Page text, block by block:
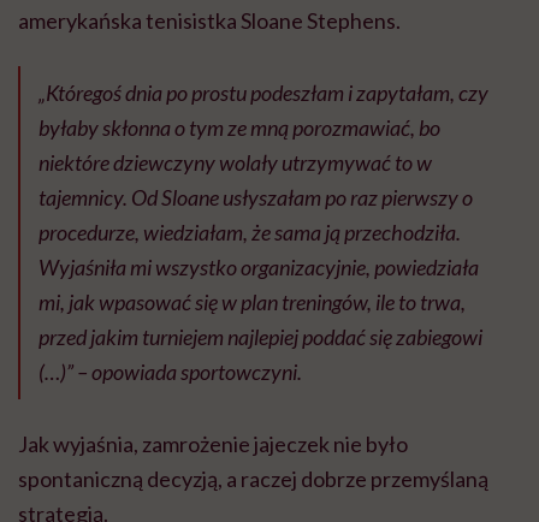
amerykańska tenisistka Sloane Stephens.
„Któregoś dnia po prostu podeszłam i zapytałam, czy
byłaby skłonna o tym ze mną porozmawiać, bo
niektóre dziewczyny wolały utrzymywać to w
tajemnicy. Od Sloane usłyszałam po raz pierwszy o
procedurze, wiedziałam, że sama ją przechodziła.
Wyjaśniła mi wszystko organizacyjnie, powiedziała
mi, jak wpasować się w plan treningów, ile to trwa,
przed jakim turniejem najlepiej poddać się zabiegowi
(…)” – opowiada sportowczyni.
Jak wyjaśnia, zamrożenie jajeczek nie było
spontaniczną decyzją, a raczej dobrze przemyślaną
strategią.